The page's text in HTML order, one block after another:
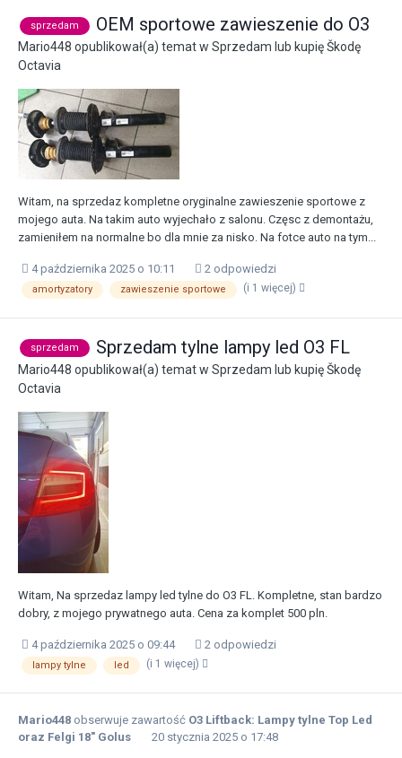
sprzedam OEM sportowe zawieszenie do O3
Mario448 opublikował(a) temat w Sprzedam lub kupię Škodę
Octavia
Witam, na sprzedaz kompletne oryginalne zawieszenie sportowe z
mojego auta. Na takim auto wyjechało z salonu. Częsc z demontażu,
zamieniłem na normalne bo dla mnie za nisko. Na fotce auto na tym...
4 października 2025 o 10:11 2 odpowiedzi
amortyzatory zawieszenie sportowe (i 1 więcej)
sprzedam Sprzedam tylne lampy led O3 FL
Mario448 opublikował(a) temat w Sprzedam lub kupię Škodę
Octavia
Witam, Na sprzedaz lampy led tylne do O3 FL. Kompletne, stan bardzo
dobry, z mojego prywatnego auta. Cena za komplet 500 pln.
4 października 2025 o 09:44 2 odpowiedzi
lampy tylne led (i 1 więcej)
Mario448 obserwuje zawartość O3 Liftback: Lampy tylne Top Led
oraz Felgi 18" Golus
20 stycznia 2025 o 17:48